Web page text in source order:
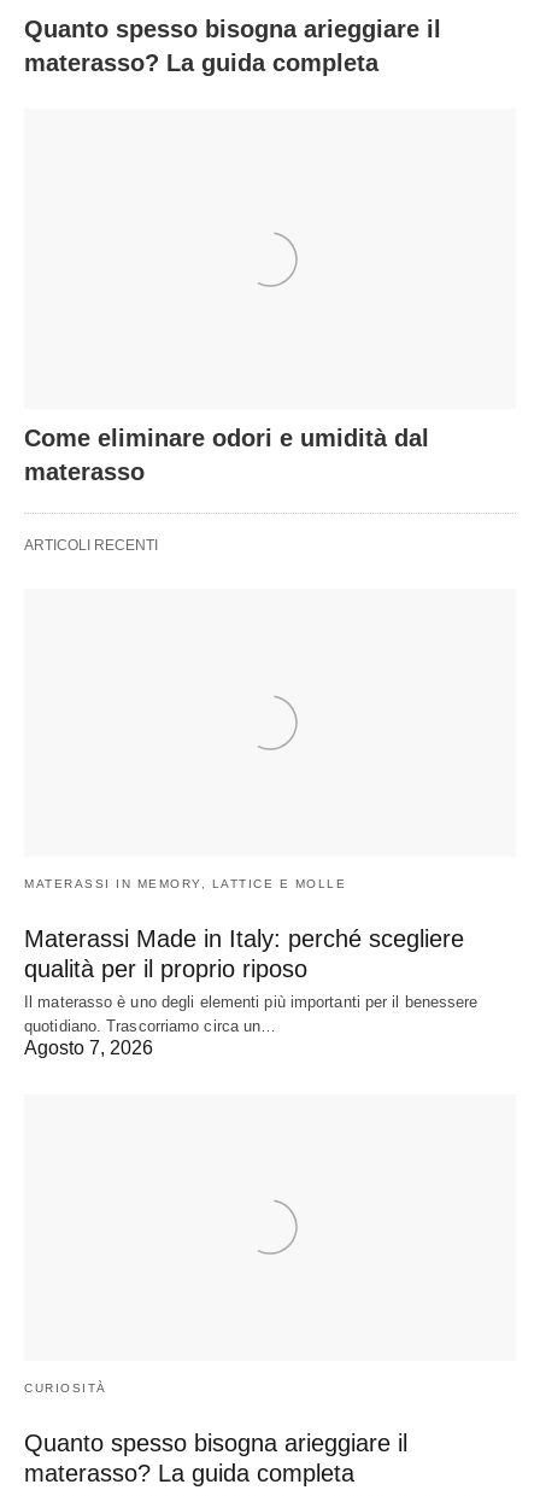
Quanto spesso bisogna arieggiare il
materasso? La guida completa
Come eliminare odori e umidità dal
materasso
ARTICOLI RECENTI
MATERASSI IN MEMORY, LATTICE E MOLLE
Materassi Made in Italy: perché scegliere
qualità per il proprio riposo
Il materasso è uno degli elementi più importanti per il benessere
quotidiano. Trascorriamo circa un…
Agosto 7, 2026
CURIOSITÀ
Quanto spesso bisogna arieggiare il
materasso? La guida completa